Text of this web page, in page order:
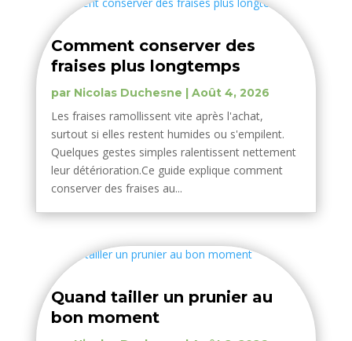
Comment conserver des
fraises plus longtemps
par Nicolas Duchesne | Août 4, 2026
Les fraises ramollissent vite après l'achat,
surtout si elles restent humides ou s'empilent.
Quelques gestes simples ralentissent nettement
leur détérioration.Ce guide explique comment
conserver des fraises au...
Quand tailler un prunier au
bon moment